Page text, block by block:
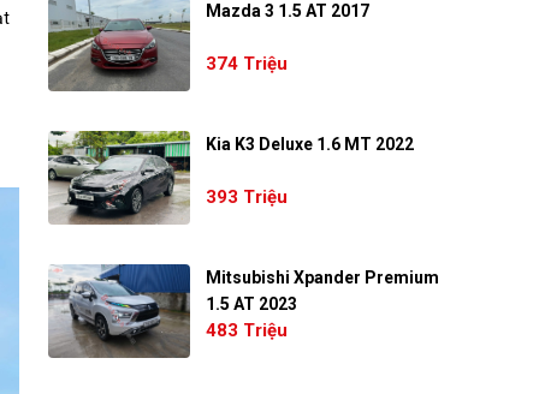
Mazda 3 1.5 AT 2017
374 Triệu
Kia K3 Deluxe 1.6 MT 2022
393 Triệu
Mitsubishi Xpander Premium
1.5 AT 2023
483 Triệu